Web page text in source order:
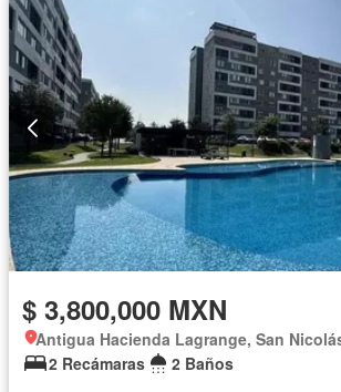
$ 3,800,000 MXN
Antigua Hacienda Lagrange, San
2 Recámaras
2 Baños